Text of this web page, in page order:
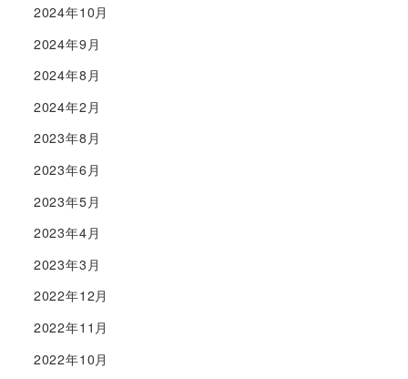
2024年10月
2024年9月
2024年8月
2024年2月
2023年8月
2023年6月
2023年5月
2023年4月
2023年3月
2022年12月
2022年11月
2022年10月